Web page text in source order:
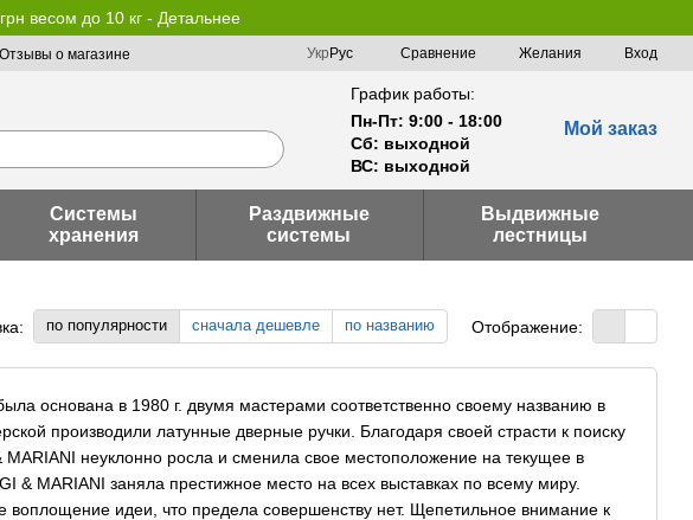
весом до 10 кг - Детальнее
Отзывы о магазине
Укр Рус Сравнение Желания Вход
График работы:
Пн-Пт: 9:00 - 18:00
Сб: выходной
ВС: выходной
Мой заказ
Системы
хранения
Раздвижные
системы
Выдвижные
лестницы
по популярности сначала дешевле по названию Отображение:
основана в 1980 г. двумя мастерами соответственно своему названию в
производили латунные дверные ручки. Благодаря своей страсти к поиску
неуклонно росла и сменила свое местоположение на текущее в
& MARIANI заняла престижное место на всех выставках по всему миру.
воплощение идеи, что предела совершенству нет. Щепетильное внимание к